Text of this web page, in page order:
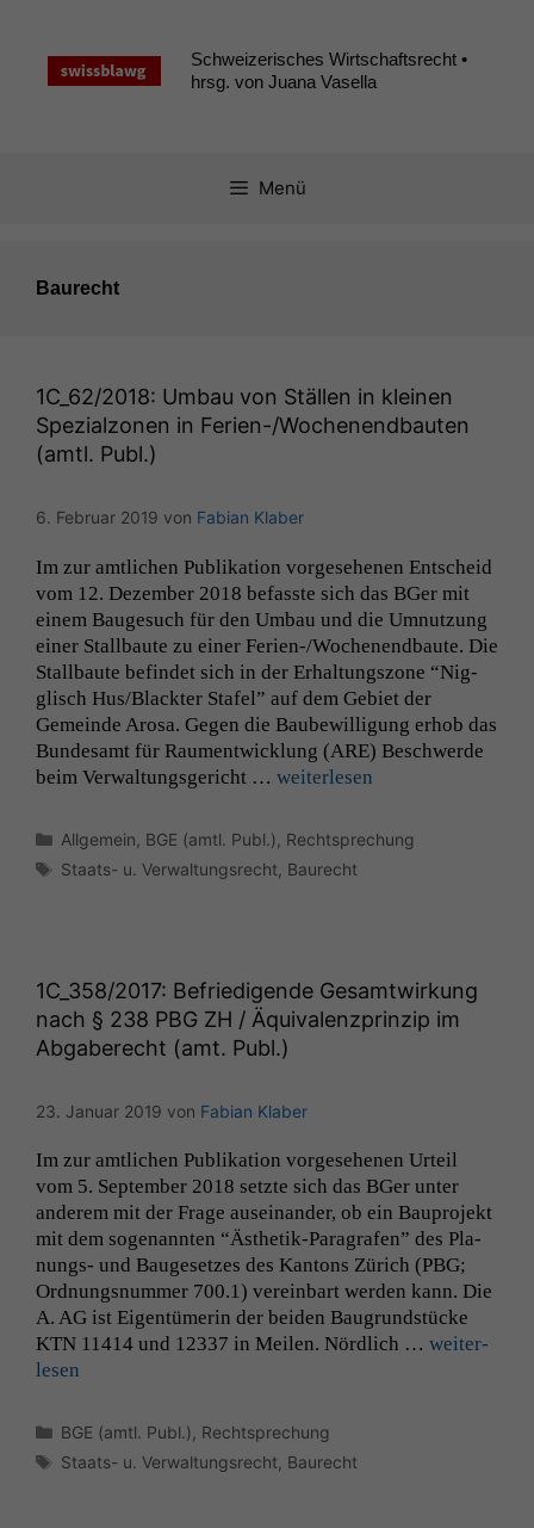
springen
Schweizerisches Wirtschaftsrecht •
hrsg. von Juana Vasella
Menü
Baurecht
1C_62/2018: Umbau von Ställen in kleinen
Spezialzonen in Ferien-/Wochenendbauten
(amtl. Publ.)
6. Februar 2019 von Fabian Klaber
Im zur amtlichen Pub­lika­tion vorge­se­henen Entscheid
vom 12. Dezem­ber 2018 befasste sich das BGer mit
einem Bauge­such für den Umbau und die Umnutzung
ein­er Stall­baute zu ein­er Ferien-/Woch­e­nend­baute. Die
Stall­baute befind­et sich in der Erhal­tungszone “Nig­
glisch Hus/Blackter Stafel” auf dem Gebi­et der
Gemeinde Arosa. Gegen die Baube­wil­li­gung erhob das
Bun­de­samt für Rau­men­twick­lung (ARE) Beschw­erde
beim Ver­wal­tungs­gericht … weit­er­lesen
Kategorien
Allgemein BGE (amtl. Publ.) Rechtsprechung
Schlagwörter
Staats- u. Verwaltungsrecht Baurecht
1C_358/2017: Befriedigende Gesamtwirkung
nach § 238 PBG ZH / Äquivalenzprinzip im
Abgaberecht (amt. Publ.)
23. Januar 2019 von Fabian Klaber
Im zur amtlichen Pub­lika­tion vorge­se­henen Urteil
vom 5. Sep­tem­ber 2018 set­zte sich das BGer unter
anderem mit der Frage auseinan­der, ob ein Baupro­jekt
mit dem soge­nan­nten “Ästhetik-Para­­grafen” des Pla­­
nungs- und Bauge­set­zes des Kan­tons Zürich (PBG;
Ord­nungsnum­mer 700.1) vere­in­bart wer­den kann. Die
A. AG ist Eigen­tümerin der bei­den Bau­grund­stücke
KTN 11414 und 12337 in Meilen. Nördlich … weit­er­
lesen
Kategorien
BGE (amtl. Publ.) Rechtsprechung
Schlagwörter
Staats- u. Verwaltungsrecht Baurecht